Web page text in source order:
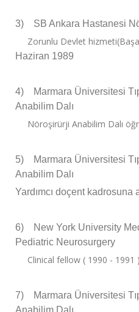
3) SB Ankara Hastanesi
Zorunlu Devlet
Haziran 1989
4)
Marmara Üniversitesi
Anabilim Dalı
Nöroşirürji Anabilim Dalı
5)
Marmara Üniversitesi
Anabilim Dalı
Yardımcı doçent kadrosuna
6)
New York University
Pediatric Neurosurgery
Clinical fellow ( 1990 - 1991 )
7)
Marmara Üniversitesi
Anabilim Dalı